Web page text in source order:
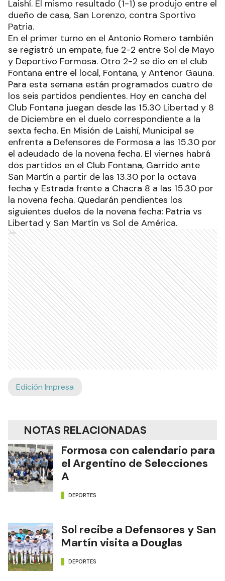
Laishí. El mismo resultado (1-1) se produjo entre el
dueño de casa, San Lorenzo, contra Sportivo
Patria.
En el primer turno en el Antonio Romero también
se registró un empate, fue 2-2 entre Sol de Mayo
y Deportivo Formosa. Otro 2-2 se dio en el club
Fontana entre el local, Fontana, y Antenor Gauna.
Para esta semana están programados cuatro de
los seis partidos pendientes. Hoy en cancha del
Club Fontana juegan desde las 15.30 Libertad y 8
de Diciembre en el duelo correspondiente a la
sexta fecha. En Misión de Laishí, Municipal se
enfrenta a Defensores de Formosa a las 15.30 por
el adeudado de la novena fecha. El viernes habrá
dos partidos en el Club Fontana, Garrido ante
San Martín a partir de las 13.30 por la octava
fecha y Estrada frente a Chacra 8 a las 15.30 por
la novena fecha. Quedarán pendientes los
siguientes duelos de la novena fecha: Patria vs
Libertad y San Martín vs Sol de América.
Ads
Edición Impresa
NOTAS RELACIONADAS
Formosa con calendario para
el Argentino de Selecciones
A
DEPORTES
Sol recibe a Defensores y San
Martín visita a Douglas
DEPORTES